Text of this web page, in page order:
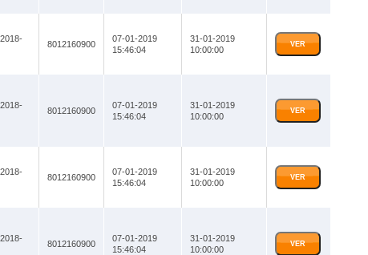
8012160900
07-01-2019
15:46:04
31-01-2019
10:00:00
VER
8012160900
07-01-2019
15:46:04
31-01-2019
10:00:00
VER
8012160900
07-01-2019
15:46:04
31-01-2019
10:00:00
VER
8012160900
07-01-2019
15:46:04
31-01-2019
10:00:00
VER